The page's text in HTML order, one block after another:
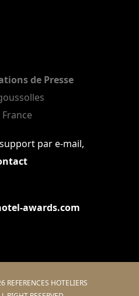
de Presse
France
par e-mail,
awards.com
REFERENCES HOTELIERS